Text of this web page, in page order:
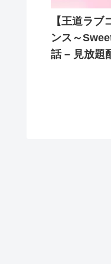
【王道ラ
ンス～
話 – 見放題